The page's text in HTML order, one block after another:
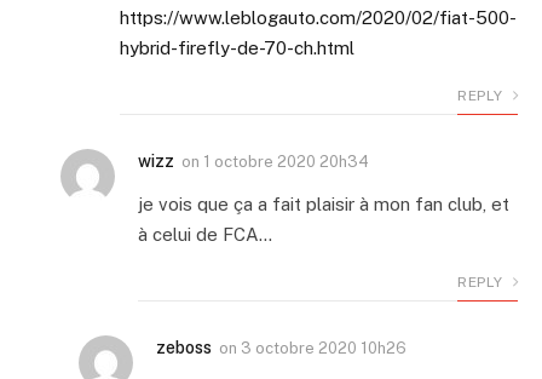
https://www.leblogauto.com/2020/02/fiat-500-
hybrid-firefly-de-70-ch.html
REPLY
wizz on 1 octobre 2020 20h34
je vois que ça a fait plaisir à mon fan club, et
à celui de FCA…
REPLY
zeboss on 3 octobre 2020 10h26